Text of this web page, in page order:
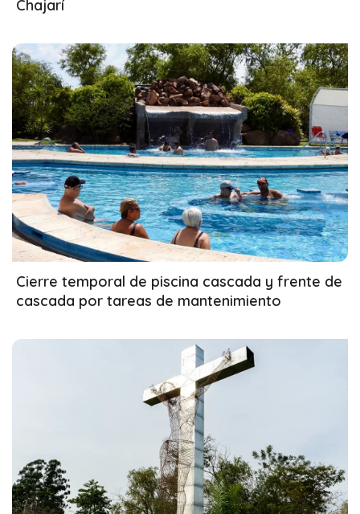
Chajarí
18/04/2026
Cierre temporal de piscina cascada y frente de
cascada por tareas de mantenimiento